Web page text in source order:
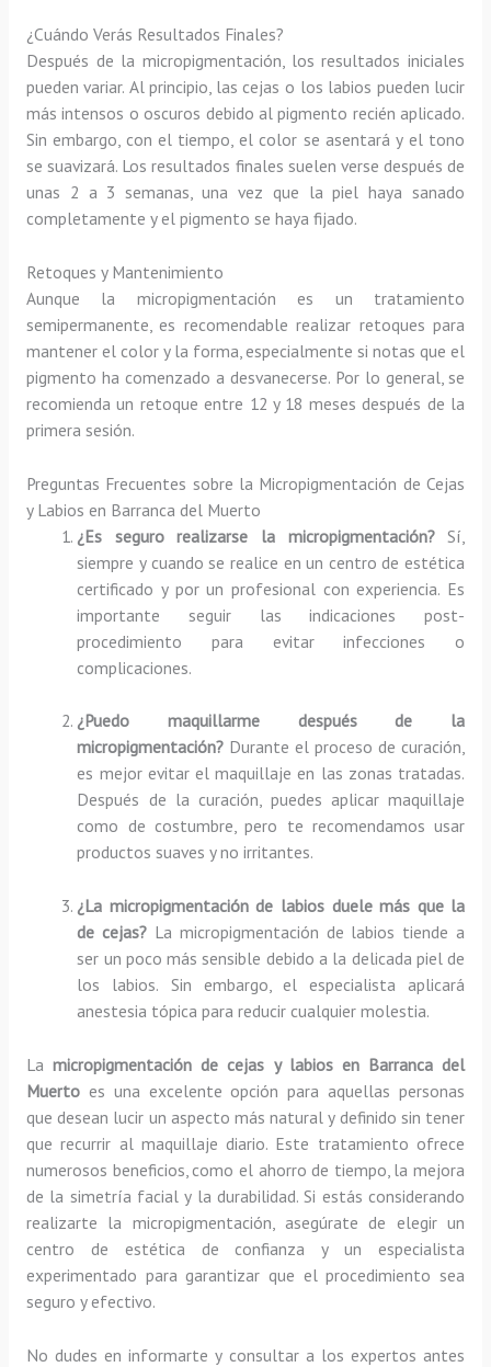
¿Cuándo Verás Resultados Finales?
Después de la micropigmentación, los resultados iniciales
pueden variar. Al principio, las cejas o los labios pueden lucir
más intensos o oscuros debido al pigmento recién aplicado.
Sin embargo, con el tiempo, el color se asentará y el tono
se suavizará. Los resultados finales suelen verse después de
unas 2 a 3 semanas, una vez que la piel haya sanado
completamente y el pigmento se haya fijado.
Retoques y Mantenimiento
Aunque la micropigmentación es un tratamiento
semipermanente, es recomendable realizar retoques para
mantener el color y la forma, especialmente si notas que el
pigmento ha comenzado a desvanecerse. Por lo general, se
recomienda un retoque entre 12 y 18 meses después de la
primera sesión.
Preguntas Frecuentes sobre la Micropigmentación de Cejas
y Labios en Barranca del Muerto
¿Es seguro realizarse la micropigmentación?Sí,
siempre y cuando se realice en un centro de estética
certificado y por un profesional con experiencia. Es
importante seguir las indicaciones post-
procedimiento para evitar infecciones o
complicaciones.
¿Puedo maquillarme después de la
micropigmentación? Durante el proceso de curación,
es mejor evitar el maquillaje en las zonas tratadas.
Después de la curación, puedes aplicar maquillaje
como de costumbre, pero te recomendamos usar
productos suaves y no irritantes.
¿La micropigmentación de labios duele más que la
de cejas? La micropigmentación de labios tiende a
ser un poco más sensible debido a la delicada piel de
los labios. Sin embargo, el especialista aplicará
anestesia tópica para reducir cualquier molestia.
Lamicropigmentación de cejas y labios en Barranca del
Muertoes una excelente opción para aquellas personas
que desean lucir un aspecto más natural y definido sin tener
que recurrir al maquillaje diario. Este tratamiento ofrece
numerosos beneficios, como el ahorro de tiempo, la mejora
de la simetría facial y la durabilidad. Si estás considerando
realizarte la micropigmentación, asegúrate de elegir un
centro de estética de confianza y un especialista
experimentado para garantizar que el procedimiento sea
seguro y efectivo.
No dudes en informarte y consultar a los expertos antes